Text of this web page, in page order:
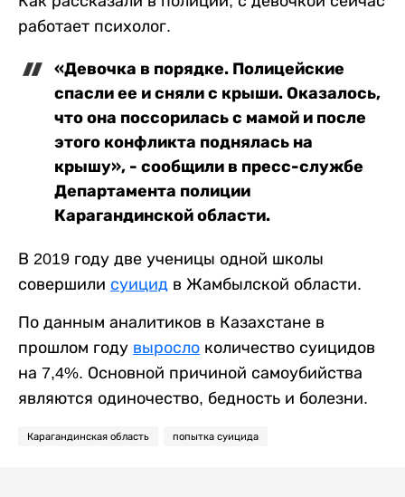
работает психолог.
«Девочка в порядке. Полицейские
спасли ее и сняли с крыши. Оказалось,
что она поссорилась с мамой и после
этого конфликта поднялась на
крышу», - сообщили в пресс-службе
Департамента полиции
Карагандинской области.
В 2019 году две ученицы одной школы
совершили суицид в Жамбылской области.
По данным аналитиков в Казахстане в
прошлом году выросло количество суицидов
на 7,4%. Основной причиной самоубийства
являются одиночество, бедность и болезни.
Карагандинская область попытка суицида